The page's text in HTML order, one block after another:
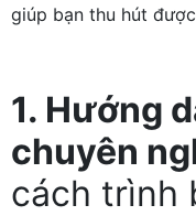
giúp bạn thu hút
1. Hướng
chuyên
cách trình